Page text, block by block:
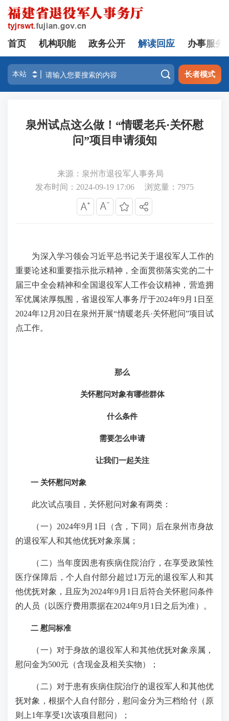
首页 机构职能 政务公开 解读回应 办事服务
 长者模式
泉州试点这么做！“情暖老兵·关怀慰
问”项目申请须知
来源：泉州市退役军人事务局
发布时间：2024-09-19 17:06
浏览量： 7975
为深入学习领会习近平总书记关于退役军人工作的
重要论述和重要指示批示精神，全面贯彻落实党的二十
届三中全会精神和全国退役军人工作会议精神，营造拥
军优属浓厚氛围，省退役军人事务厅于2024年9月1日至
2024年12月20日在泉州开展“情暖老兵·关怀慰问”项目试
点工作。
那么
关怀慰问对象有哪些群体
什么条件
需要怎么申请
让我们一起关注
一 关怀慰问对象
此次试点项目，关怀慰问对象有两类：
（一）2024年9月1日（含，下同）后在泉州市身故
的退役军人和其他优抚对象亲属；
（二）当年度因患有疾病住院治疗，在享受政策性
医疗保障后，个人自付部分超过1万元的退役军人和其
他优抚对象，且应为2024年9月1日后符合关怀慰问条件
的人员（以医疗费用票据在2024年9月1日之后为准）。
二 慰问标准
（一）对于身故的退役军人和其他优抚对象亲属，
慰问金为500元（含现金及相关实物）；
（二）对于患有疾病住院治疗的退役军人和其他优
抚对象，根据个人自付部分，慰问金分为三档给付（原
则上1年享受1次该项目慰问）；